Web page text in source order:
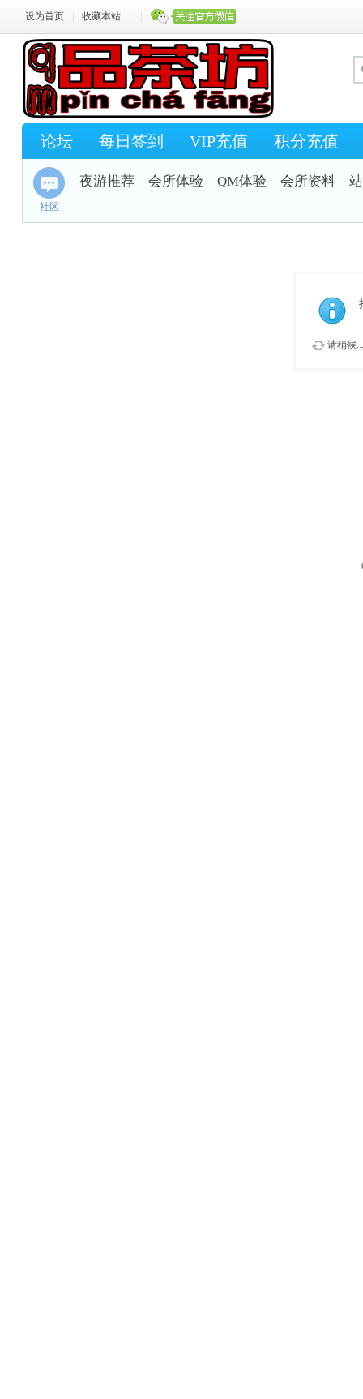
设为首页 收藏本站
论坛 每日签到 VIP充值 积分充值
社区
夜游推荐 会所体验 QM体验 会所资料
请稍候...